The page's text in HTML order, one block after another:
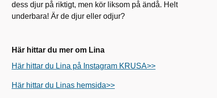
dess djur på riktigt, men kör liksom på ändå. Helt
underbara! Är de djur eller odjur?
Här hittar du mer om Lina
Här hittar du Lina på Instagram KRUSA>>
Här hittar du Linas hemsida>>